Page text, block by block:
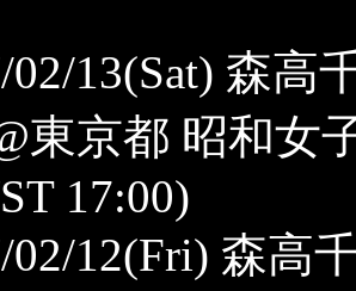
02/13(Sat) 森高
東京都 昭和女
17:00)
02/12(Fri) 森高